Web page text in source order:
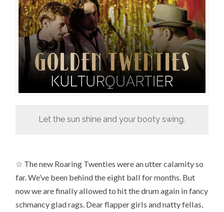
Let the sun shine and your booty swing.
☆ The new Roaring Twenties were an utter calamity so
far. We’ve been behind the eight ball for months. But
now we are finally allowed to hit the drum again in fancy
schmancy glad rags. Dear flapper girls and natty fellas,